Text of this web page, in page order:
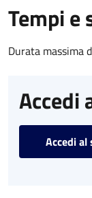
Tempi e
Durata massima
Accedi
Accedi al